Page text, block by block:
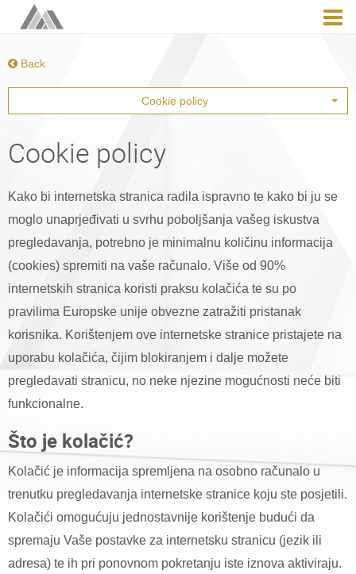
Back
Cookie policy
Cookie policy
Kako bi internetska stranica radila ispravno te kako bi ju se
moglo unaprjeđivati u svrhu poboljšanja vašeg iskustva
pregledavanja, potrebno je minimalnu količinu informacija
(cookies) spremiti na vaše računalo. Više od 90%
internetskih stranica koristi praksu kolačića te su po
pravilima Europske unije obvezne zatražiti pristanak
korisnika. Korištenjem ove internetske stranice pristajete na
uporabu kolačića, čijim blokiranjem i dalje možete
pregledavati stranicu, no neke njezine mogućnosti neće biti
funkcionalne.
Što je kolačić?
Kolačić je informacija spremljena na osobno računalo u
trenutku pregledavanja internetske stranice koju ste posjetili.
Kolačići omogućuju jednostavnije korištenje budući da
spremaju Vaše postavke za internetsku stranicu (jezik ili
adresa) te ih pri ponovnom pokretanju iste iznova aktiviraju.